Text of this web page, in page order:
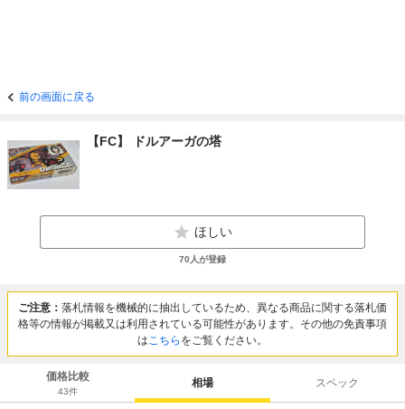
前の画面に戻る
【FC】 ドルアーガの塔
ほしい
70 人が登録
ご注意： 落札情報を機械的に抽出しているため、異なる商品に関する落札価
格等の情報が掲載又は利用されている可能性があります。その他の免責事項
はこちら をご覧ください。
価格比較
43件
相場 スペック